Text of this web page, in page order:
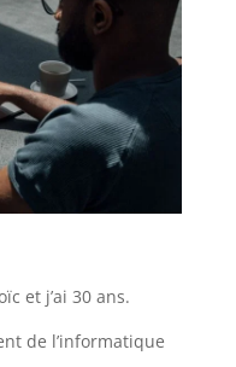
et j’ai 30 ans.
de l’informatique